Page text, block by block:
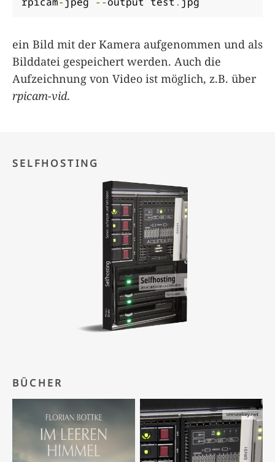
ein Bild mit der Kamera aufgenommen und als
Bilddatei gespeichert werden. Auch die
Aufzeichnung von Video ist möglich, z.B. über
rpicam-vid.
SELFHOSTING
BÜCHER